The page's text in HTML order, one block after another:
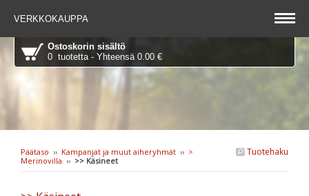
VERKKOKAUPPA
Ostoskorin sisältö
0 tuotetta - Yhteensä 0.00 €
Tuotehaku
Päätaso ›› Kampanjat ja muut aiheryhmät ›› >
Merinovilla ›› >> Käsineet